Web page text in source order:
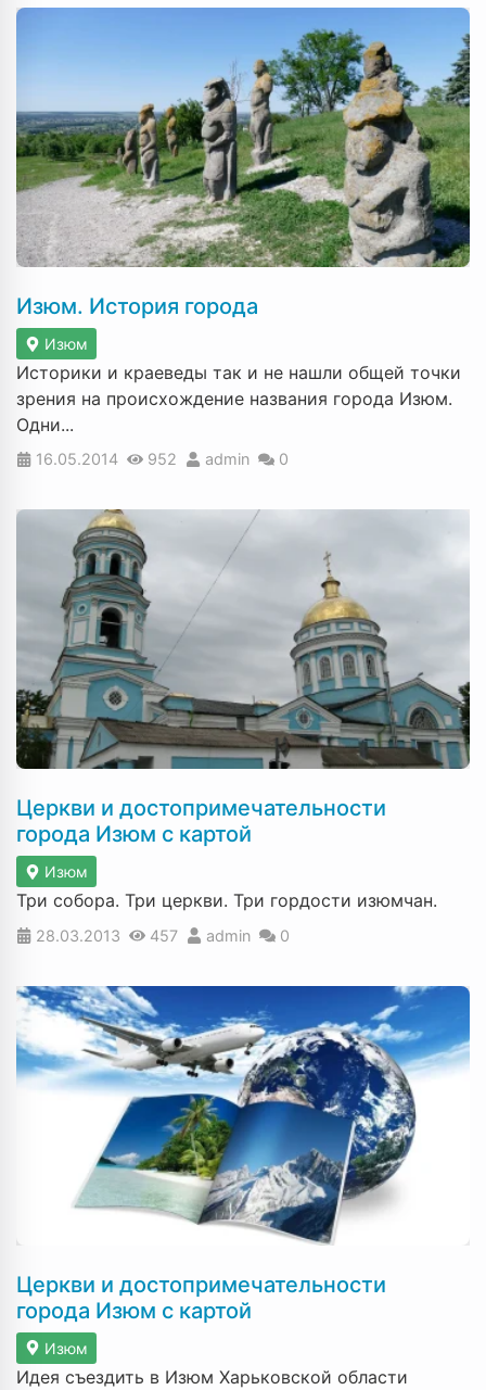
Изюм. История города
Изюм
Историки и краеведы так и не нашли общей точки
зрения на происхождение названия города Изюм.
Одни...
16.05.2014 952 admin 0
Церкви и достопримечательности
города Изюм с картой
Изюм
Три собора. Три церкви. Три гордости изюмчан.
28.03.2013 457 admin 0
Церкви и достопримечательности
города Изюм с картой
Изюм
Идея съездить в Изюм Харьковской области